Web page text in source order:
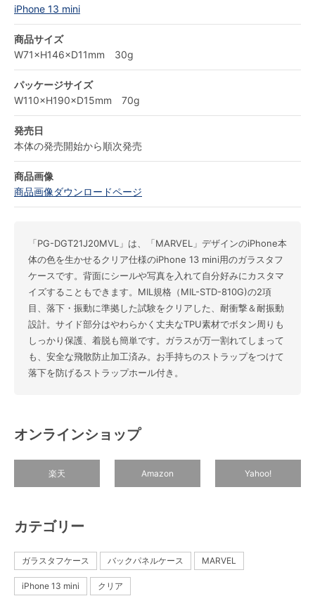
iPhone 13 mini
商品サイズ
W71×H146×D11mm 30g
パッケージサイズ
W110×H190×D15mm 70g
発売日
本体の発売開始から順次発売
商品画像
商品画像ダウンロードページ
「PG-DGT21J20MVL」は、「MARVEL」デザインのiPhone本
体の色を生かせるクリア仕様のiPhone 13 mini用のガラスタフ
ケースです。背面にシールや写真を入れて自分好みにカスタマ
イズすることもできます。MIL規格（MIL-STD-810G)の2項
目、落下・振動に準拠した試験をクリアした、耐衝撃＆耐振動
設計。サイド部分はやわらかく丈夫なTPU素材でボタン周りも
しっかり保護、着脱も簡単です。ガラスが万一割れてしまって
も、安全な飛散防止加工済み。お手持ちのストラップをつけて
落下を防げるストラップホール付き。
オンラインショップ
楽天 Amazon Yahoo!
カテゴリー
ガラスタフケース バックパネルケース MARVEL
iPhone 13 mini クリア